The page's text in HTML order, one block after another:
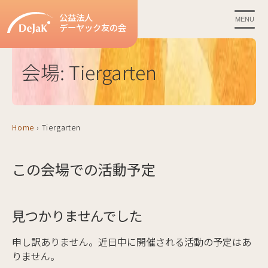
公益法人
デーヤック友の会
MENU
会場: Tiergarten
Home › Tiergarten
この会場での活動予定
見つかりませんでした
申し訳ありません。近日中に開催される活動の予定はあ
りません。